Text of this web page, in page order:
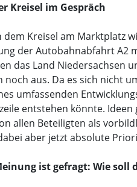
Kreisel im Gespräch
dem Kreisel am Marktplatz
der Autobahnabfahrt A2
das Land Niedersachsen
noch aus. Da es sich nicht
umfassenden
entstehen könnte.
allen Beteiligten als
aber jetzt absolute
ist gefragt: Wie soll